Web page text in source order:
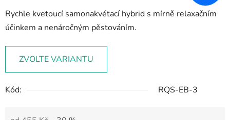
Rychle kvetoucí samonakvétací hybrid s mírně relaxačním
účinkem a nenáročným pěstováním.
ZVOLTE VARIANTU
Kód: RQS-EB-3